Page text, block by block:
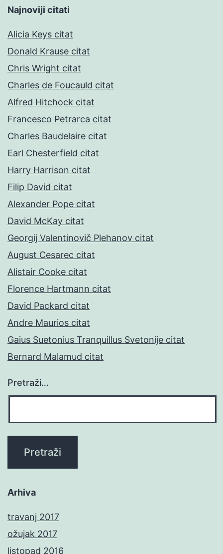
Najnoviji citati
Alicia Keys citat
Donald Krause citat
Chris Wright citat
Charles de Foucauld citat
Alfred Hitchock citat
Francesco Petrarca citat
Charles Baudelaire citat
Earl Chesterfield citat
Harry Harrison citat
Filip David citat
Alexander Pope citat
David McKay citat
Georgij Valentinovič Plehanov citat
August Cesarec citat
Alistair Cooke citat
Florence Hartmann citat
David Packard citat
Andre Maurios citat
Gaius Suetonius Tranquillus Svetonije citat
Bernard Malamud citat
Pretraži…
Arhiva
travanj 2017
ožujak 2017
listopad 2016